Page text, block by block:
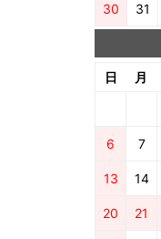
30 31
日 月
6 7
13 14
20 21